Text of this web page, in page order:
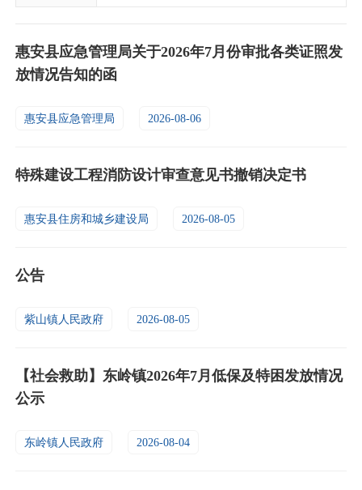
惠安县应急管理局关于2026年7月份审批各类证照发
放情况告知的函
惠安县应急管理局 2026-08-06
特殊建设工程消防设计审查意见书撤销决定书
惠安县住房和城乡建设局 2026-08-05
公告
紫山镇人民政府 2026-08-05
【社会救助】东岭镇2026年7月低保及特困发放情况
公示
东岭镇人民政府 2026-08-04